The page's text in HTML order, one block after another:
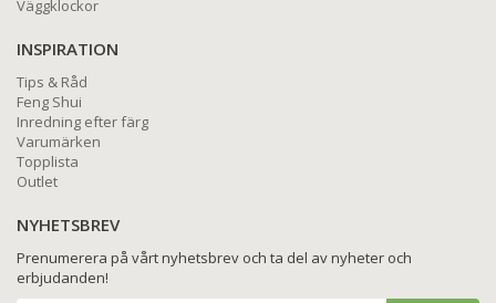
Väggklockor
INSPIRATION
Tips & Råd
Feng Shui
Inredning efter färg
Varumärken
Topplista
Outlet
NYHETSBREV
Prenumerera på vårt nyhetsbrev och ta del av nyheter och
erbjudanden!